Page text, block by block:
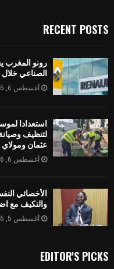
RECENT POSTS
رونو المغرب
الصناعي خلال
أغسطس 6, 2026
استعدادا
لتنظيف
عثمان
أغسطس 6, 2026
الأخصائي
والتكيف مع
أغسطس 5, 2026
EDITOR'S PICKS